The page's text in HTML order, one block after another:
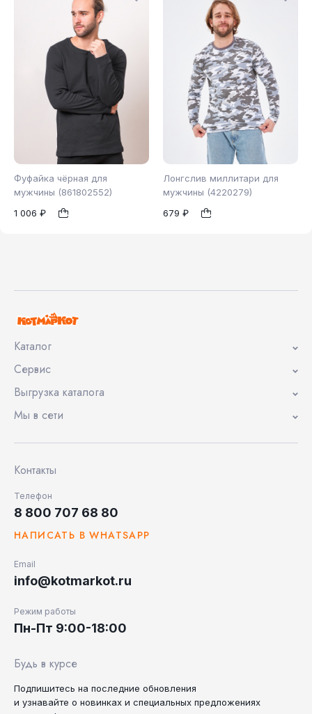
Фуфайка чёрная для
мужчины (861802552)
1 006 ₽
46 48
Лонгслив миллитари для
мужчины (4220279)
679 ₽
48 50
Каталог
Сервис
Выгрузка каталога
Мы в сети
Контакты
Телефон
8 800 707 68 80
НАПИСАТЬ В WHATSAPP
Email
info@kotmarkot.ru
Режим работы
Пн-Пт 9:00-18:00
Будь в курсе
Подпишитесь на последние обновления
и узнавайте о новинках и специальных предложениях